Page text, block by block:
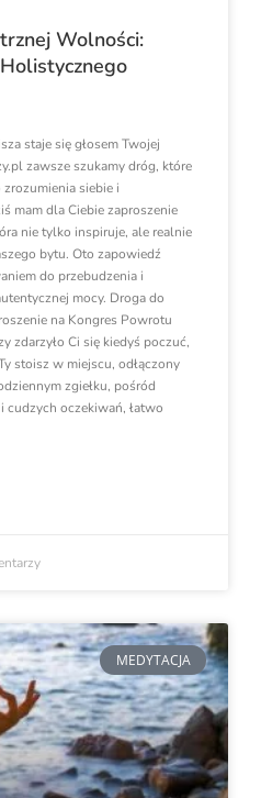
Wolności:
staje się głosem Twojej
zawsze szukamy dróg, które
siebie i
mam dla Ciebie zaproszenie
nie tylko inspiruje, ale realnie
bytu. Oto zapowiedź
do przebudzenia i
mocy. Droga do
na Kongres Powrotu
zdarzyło Ci się kiedyś poczuć,
stoisz w miejscu, odłączony
zgiełku, pośród
oczekiwań, łatwo
MEDYTACJA